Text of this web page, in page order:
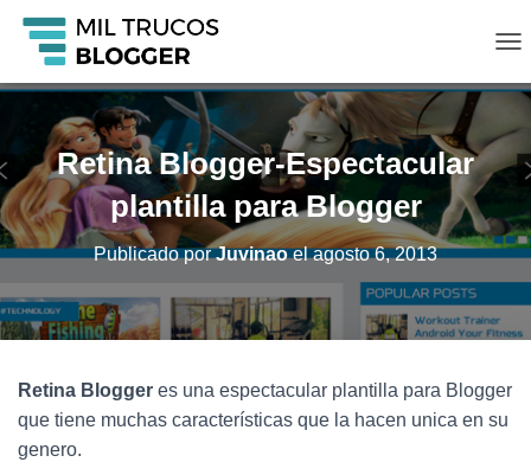
A
B
A
M
O
D
O
D
E
V
Retina Blogger-Espectacular
plantilla para Blogger
Publicado porJuvinaoelagosto 6, 2013
Retina Blogger es una espectacular plantilla para Blogger
que tiene muchas características que la hacen unica en su
genero.